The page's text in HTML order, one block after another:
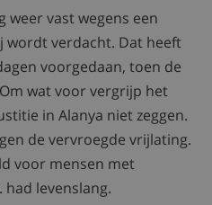
weer vast wegens een
wordt verdacht. Dat heeft
voorgedaan, toen de
wat voor vergrijp het
in Alanya niet zeggen.
de vervroegde vrijlating.
voor mensen met
levenslang.